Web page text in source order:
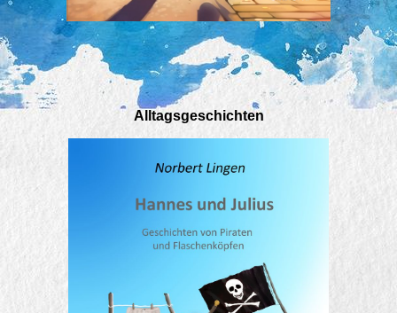
Alltagsgeschichten